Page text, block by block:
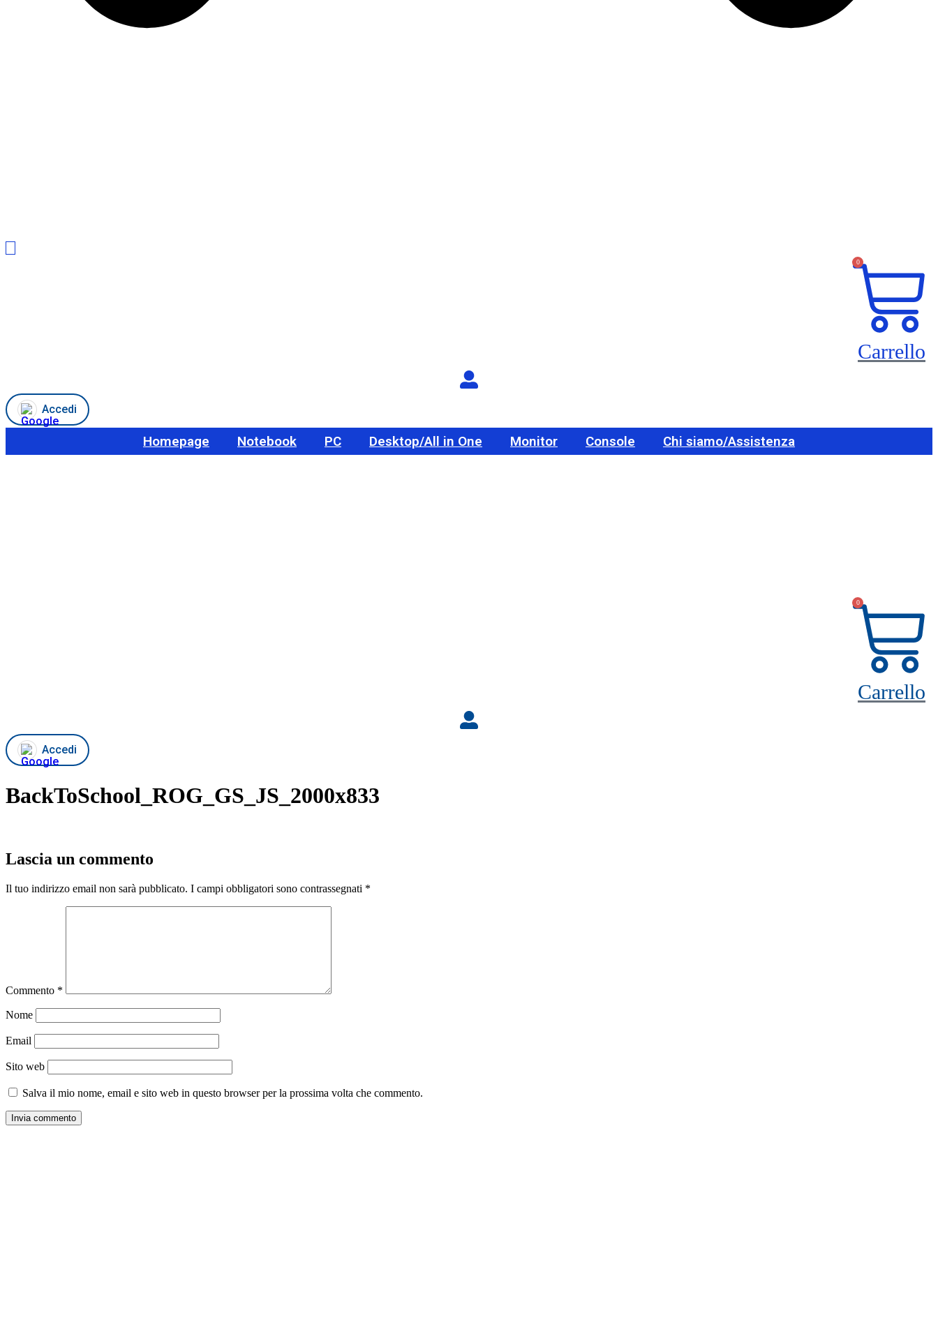
0
Carrello
Accedi
Homepage Notebook PC Desktop/All in One Monitor Console
Chi siamo/Assistenza
0
Carrello
Accedi
BackToSchool_ROG_GS_JS_2000x833
Lascia un commento
Il tuo indirizzo email non sarà pubblicato. I campi obbligatori sono contrassegnati *
Commento *
Nome
Email
Sito web
Salva il mio nome, email e sito web in questo browser per la prossima volta che commento.